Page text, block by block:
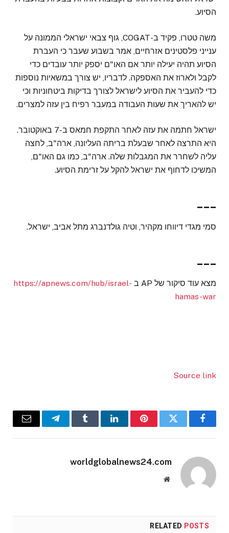
הסיוע.
משה טטרו, פקיד ב-COGAT, גוף צבאי ישראלי הממונה על
ענייני פלסטינים אזרחיים, אמר בשבוע שעבר כי העברת
הסיוע תהיה יעילה יותר אם האו"ם יספק יותר עובדים כדי
לקבל ולארוז את האספקה. לדבריו, יש צורך במשאיות נוספות
כדי להעביר את הסיוע לישראל לצורך בדיקות ביטחוניות וכי
יש להאריך את שעות העבודה במעבר רפיח בין עזה למצרים.
ישראל חתמה את עזה לאחר התקפת חמאס ב-7 באוקטובר.
היא התרצה לאחר שבעלת בריתה העליונה, ארה"ב, לחצה
עליה לשחרר את המגבלות שלה. ארה"ב, כמו גם האו"ם,
המשיכו לדחוף את ישראל להקל על זרימת הסיוע.
סמי מגדי דיווחו מקהיר, וטיה גולדנברג מתל אביב, ישראל.
מצא עוד סיקור של AP ב
https://apnews.com/hub/israel-
hamas-war
Source link
Facebook
Twitter
Pinterest
LinkedIn
Tumblr
Telegram
Email
worldglobalnews24.com
Website
RELATED POSTS